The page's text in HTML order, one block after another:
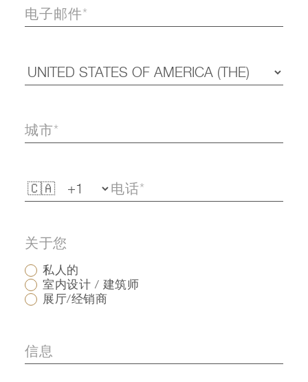
关于您
私人的
室内设计 / 建筑师
展厅/经销商